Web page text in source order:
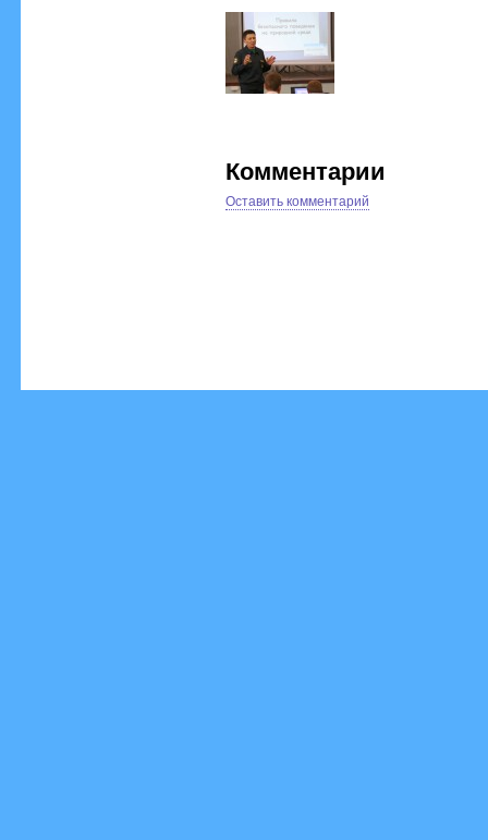
Комментарии
Оставить комментарий